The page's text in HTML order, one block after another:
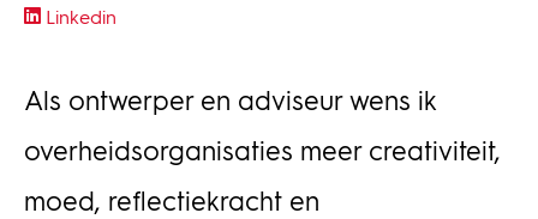
Linkedin
Als ontwerper en adviseur wens ik
overheidsorganisaties meer creativiteit,
moed, reflectiekracht en